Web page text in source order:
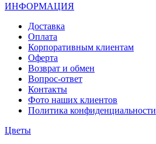
ИНФОРМАЦИЯ
Доставка
Оплата
Корпоративным клиентам
Оферта
Возврат и обмен
Вопрос-ответ
Контакты
Фото наших клиентов
Политика конфиденциальности
Цветы